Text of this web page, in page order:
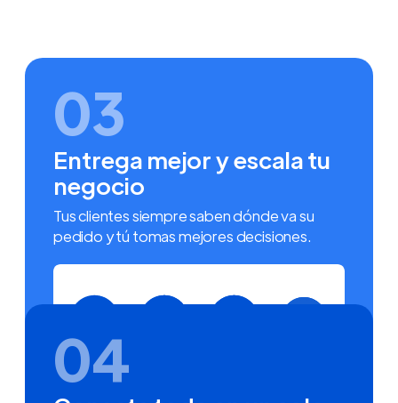
03
Entrega mejor y escala tu
negocio
Tus clientes siempre saben dónde va su
pedido y tú tomas mejores decisiones.
04